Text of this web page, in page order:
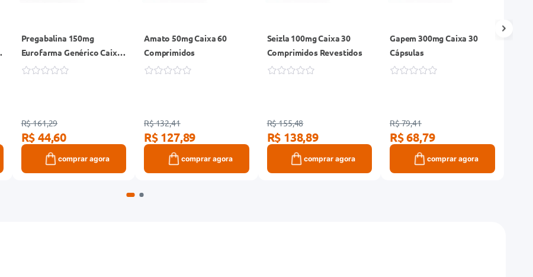
Pregabalina 150mg
Eurofarma Genérico Caixa
30 Cápsulas
R$ 161,29
R$ 44,60
comprar agora
Amato 50mg Caixa 60
Comprimidos
R$ 132,41
R$ 127,89
comprar agora
Seizla 100mg Caixa 30
Comprimidos Revestidos
R$ 155,48
R$ 138,89
comprar agora
Gapem 300mg Caixa 30
Cápsulas
R$ 79,41
R$ 68,79
comprar agora